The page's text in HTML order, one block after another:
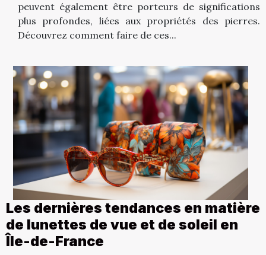
peuvent également être porteurs de significations
plus profondes, liées aux propriétés des pierres.
Découvrez comment faire de ces...
Les dernières tendances en matière
de lunettes de vue et de soleil en
Île-de-France